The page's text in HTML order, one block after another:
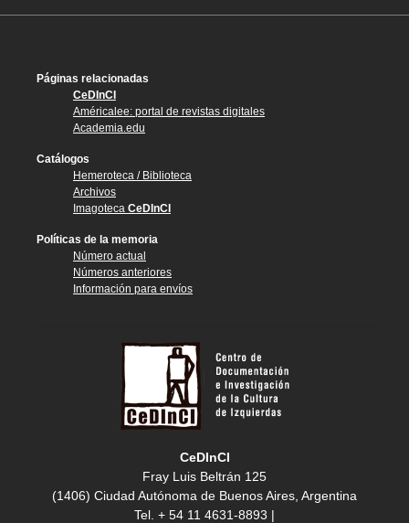
Páginas relacionadas
CeDInCI
Américalee: portal de revistas digitales
Academia.edu
Catálogos
Hemeroteca / Biblioteca
Archivos
Imagoteca CeDInCI
Políticas de la memoria
Número actual
Números anteriores
Información para envíos
CeDInCI
Fray Luis Beltrán 125
(1406) Ciudad Autónoma de Buenos Aires, Argentina
Tel. + 54 11 4631-8893 |